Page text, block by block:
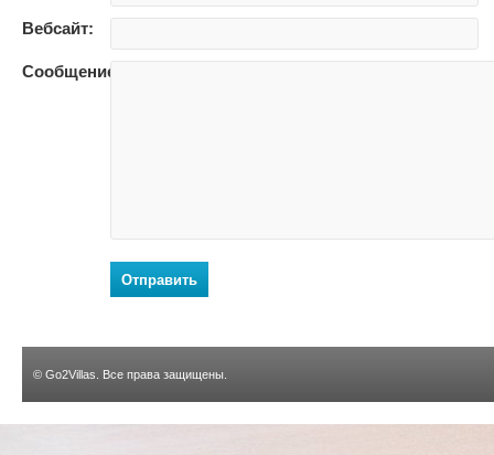
Вебсайт:
Сообщение:
Отправить
© Go2Villas . Все права защищены.